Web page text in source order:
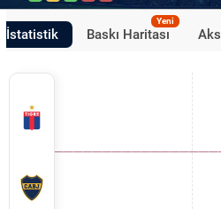
İstatistik Baskı Haritası
Yeni